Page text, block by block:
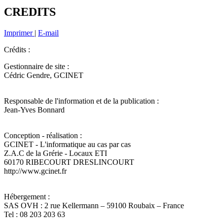
CREDITS
Imprimer | E-mail
Crédits :
Gestionnaire de site :
Cédric Gendre, GCINET
Responsable de l'information et de la publication :
Jean-Yves Bonnard
Conception - réalisation :
GCINET - L'informatique au cas par cas
Z.A.C de la Grérie - Locaux ETI
60170 RIBECOURT DRESLINCOURT
http://www.gcinet.fr
Hébergement :
SAS OVH : 2 rue Kellermann – 59100 Roubaix – France
Tel : 08 203 203 63